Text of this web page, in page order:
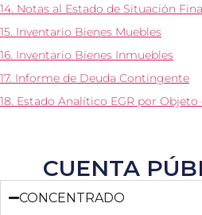
14. Notas al Estado de Situación
15. Inventario Bienes Muebles
16. Inventario Bienes Inmuebles
17. Informe de Deuda Contingente
18. Estado Analítico EGR por Objeto
CUENTA
CONCENTRADO